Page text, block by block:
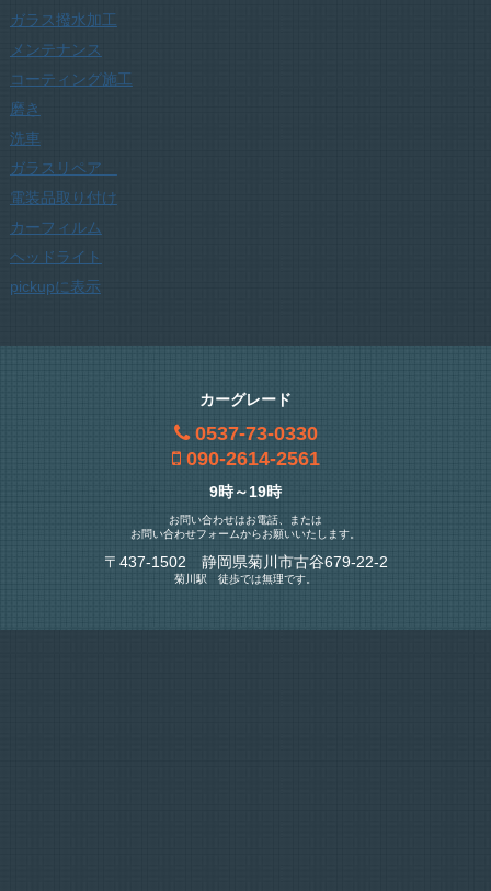
ガラス撥水加工
メンテナンス
コーティング施工
磨き
洗車
ガラスリペア
電装品取り付け
カーフィルム
ヘッドライト
pickupに表示
カーグレード
0537-73-0330
090-2614-2561
9時～19時
お問い合わせはお電話、または
お問い合わせフォームからお願いいたします。
〒437-1502 静岡県菊川市古谷679-22-2
菊川駅 徒歩では無理です。